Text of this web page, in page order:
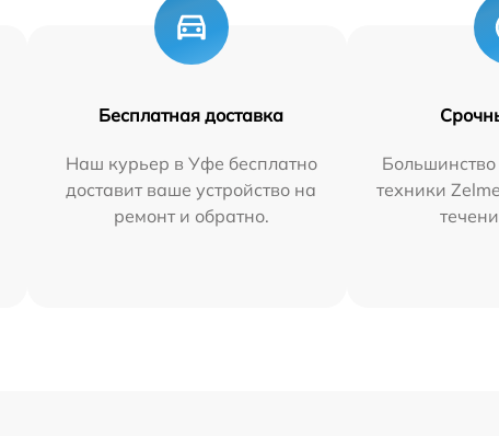
Бесплатная доставка
Наш курьер в Уфе бесплатно
доставит ваше устройство на
ремонт и обратно.
техники